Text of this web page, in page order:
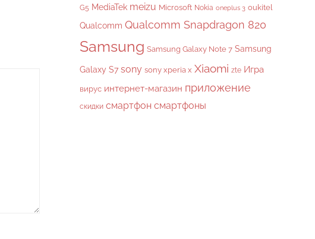
G5 MediaTek meizu Microsoft Nokia oneplus 3 oukitel
Qualcomm Qualcomm Snapdragon 820
Samsung Samsung Galaxy Note 7 Samsung
Galaxy S7 sony sony xperia x Xiaomi zte Игра
вирус интернет-магазин приложение
скидки смартфон смартфоны